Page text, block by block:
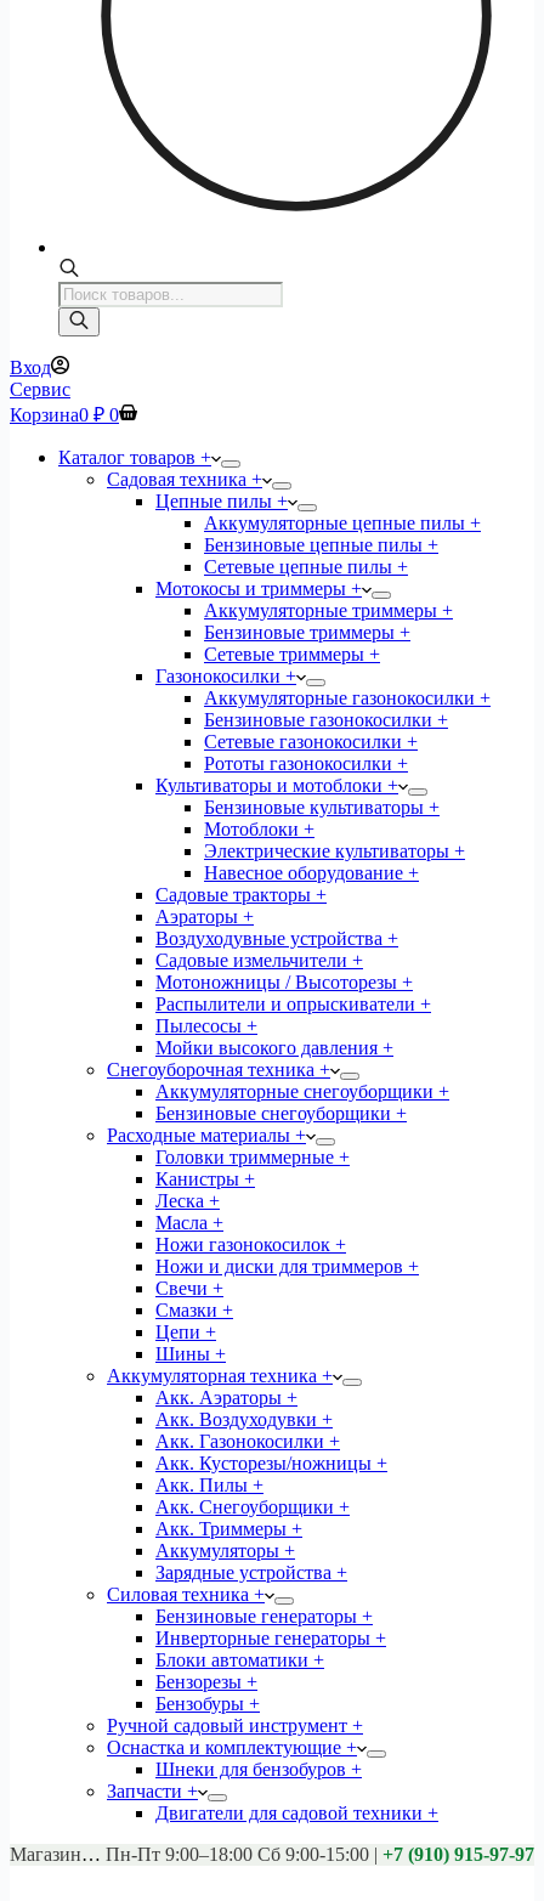
Поиск
товаров
Вход
Сервис
Корзина0 ₽ 0
Каталог товаров +
Садовая техника +
Цепные пилы +
Аккумуляторные цепные пилы +
Бензиновые цепные пилы +
Сетевые цепные пилы +
Мотокосы и триммеры +
Аккумуляторные триммеры +
Бензиновые триммеры +
Сетевые триммеры +
Газонокосилки +
Аккумуляторные газонокосилки +
Бензиновые газонокосилки +
Сетевые газонокосилки +
Рототы газонокосилки +
Культиваторы и мотоблоки +
Бензиновые культиваторы +
Мотоблоки +
Электрические культиваторы +
Навесное оборудование +
Садовые тракторы +
Аэраторы +
Воздуходувные устройства +
Садовые измельчители +
Мотоножницы / Высоторезы +
Распылители и опрыскиватели +
Пылесосы +
Мойки высокого давления +
Снегоуборочная техника +
Аккумуляторные снегоуборщики +
Бензиновые снегоуборщики +
Расходные материалы +
Головки триммерные +
Канистры +
Леска +
Масла +
Ножи газонокосилок +
Ножи и диски для триммеров +
Свечи +
Смазки +
Цепи +
Шины +
Аккумуляторная техника +
Акк. Аэраторы +
Акк. Воздуходувки +
Акк. Газонокосилки +
Акк. Кусторезы/ножницы +
Акк. Пилы +
Акк. Снегоуборщики +
Акк. Триммеры +
Аккумуляторы +
Зарядные устройства +
Силовая техника +
Бензиновые генераторы +
Инверторные генераторы +
Блоки автоматики +
Бензорезы +
Бензобуры +
Ручной садовый инструмент +
Оснастка и комплектующие +
Шнеки для бензобуров +
Запчасти +
Двигатели для садовой техники +
Магазины: Калуга ул. Московская д.113
Пн-Пт 9:00–18:00 Сб 9:00-15:00 | +7 (910) 915-97-97